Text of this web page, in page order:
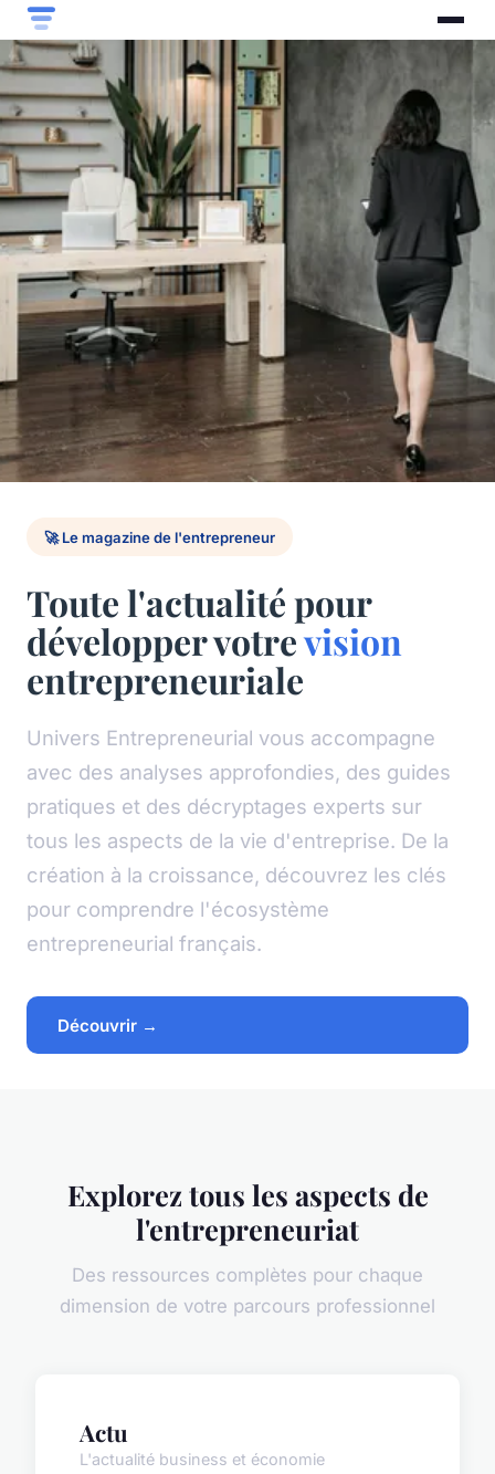
🚀 Le magazine de l'entrepreneur
Toute l'actualité pour
développer votrevision
entrepreneuriale
Univers Entrepreneurial vous accompagne
avec des analyses approfondies, des guides
pratiques et des décryptages experts sur
tous les aspects de la vie d'entreprise. De la
création à la croissance, découvrez les clés
pour comprendre l'écosystème
entrepreneurial français.
Découvrir →
Explorez tous les aspects de
l'entrepreneuriat
Des ressources complètes pour chaque
dimension de votre parcours professionnel
Actu
L'actualité business et économie